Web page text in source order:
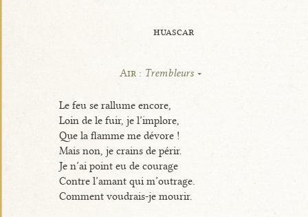
huascar
Air : Trembleurs
Le feu se rallume encore,
Loin de le fuir, je l’implore,
Que la flamme me dévore !
Mais non, je crains de périr.
Je n’ai point eu de courage
Contre l’amant qui m’outrage.
Comment voudrais-je mourir.